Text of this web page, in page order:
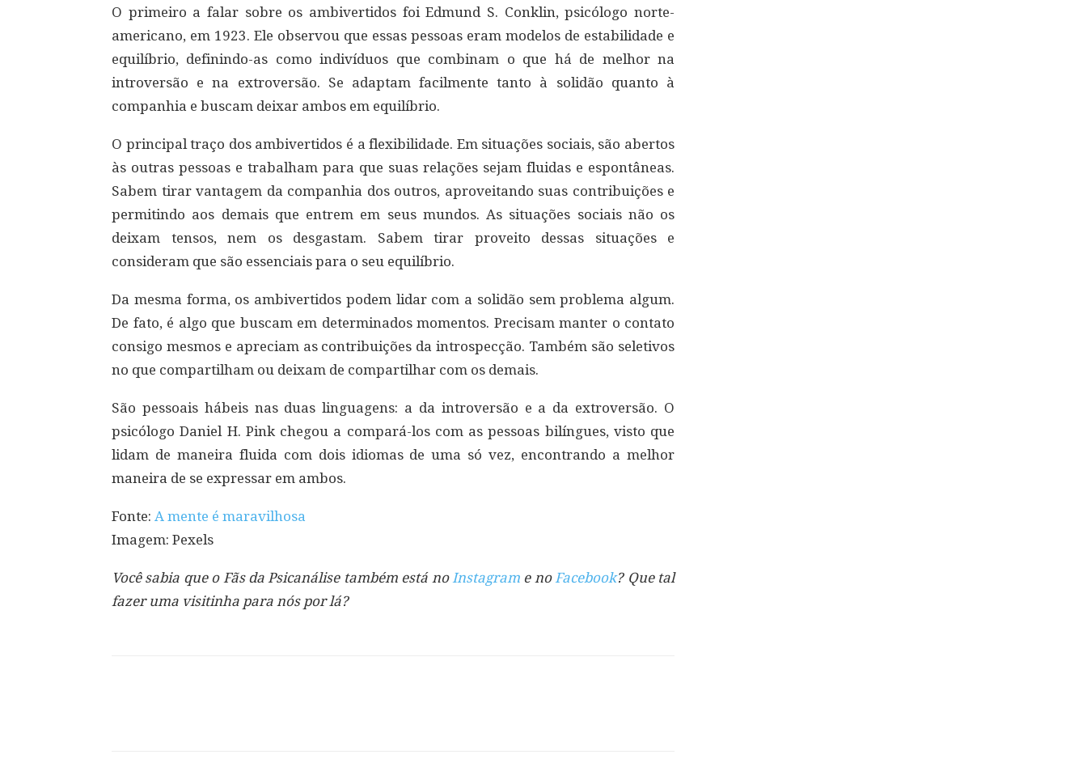
O primeiro a falar sobre os ambivertidos foi Edmund S. Conklin, psicólogo norte-
americano, em 1923. Ele observou que essas pessoas eram modelos de estabilidade e
equilíbrio, definindo-as como indivíduos que combinam o que há de melhor na
introversão e na extroversão. Se adaptam facilmente tanto à solidão quanto à
companhia e buscam deixar ambos em equilíbrio.
O principal traço dos ambivertidos é a flexibilidade. Em situações sociais, são abertos
às outras pessoas e trabalham para que suas relações sejam fluidas e espontâneas.
Sabem tirar vantagem da companhia dos outros, aproveitando suas contribuições e
permitindo aos demais que entrem em seus mundos. As situações sociais não os
deixam tensos, nem os desgastam. Sabem tirar proveito dessas situações e
consideram que são essenciais para o seu equilíbrio.
Da mesma forma, os ambivertidos podem lidar com a solidão sem problema algum.
De fato, é algo que buscam em determinados momentos. Precisam manter o contato
consigo mesmos e apreciam as contribuições da introspecção. Também são seletivos
no que compartilham ou deixam de compartilhar com os demais.
São pessoais hábeis nas duas linguagens: a da introversão e a da extroversão. O
psicólogo Daniel H. Pink chegou a compará-los com as pessoas bilíngues, visto que
lidam de maneira fluida com dois idiomas de uma só vez, encontrando a melhor
maneira de se expressar em ambos.
Fonte: A mente é maravilhosa
Imagem: Pexels
Você sabia que o Fãs da Psicanálise também está noInstagram e noFacebook? Que tal
fazer uma visitinha para nós por lá?